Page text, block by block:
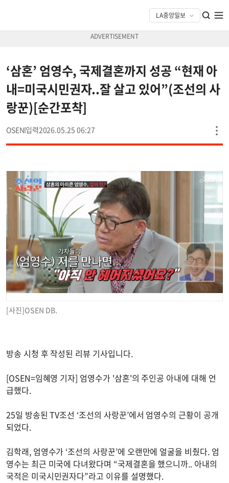
‘삼혼’ 엄영수, 국제결혼까지 성공 “현재 아
내=미국시민권자..잘 살고 있어”(조선의 사
랑꾼)[순간포착]
OSEN 2026.05.25 06:27
[사진]OSEN DB.
방송 시청 후 작성된 리뷰 기사입니다.
[OSEN=임혜영 기자] 엄영수가 '삼혼'의 주인공 아내에 대해 언
급했다.
25일 방송된 TV조선 ‘조선의 사랑꾼’에서 엄영수의 근황이 공개
되었다.
김학래, 엄영수가 ‘조선의 사랑꾼’에 오랜만에 얼굴을 비췄다. 엄
영수는 최근 미국에 다녀왔다며 “국제결혼을 했으니까.. 아내의
국적은 미국시민권자다”라고 이유를 설명했다.